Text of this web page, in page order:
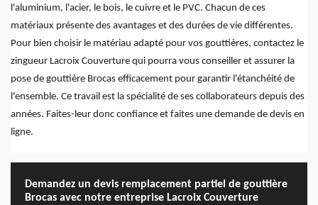
l'aluminium, l'acier, le bois, le cuivre et le PVC. Chacun de ces
matériaux présente des avantages et des durées de vie différentes.
Pour bien choisir le matériau adapté pour vos gouttières, contactez le
zingueur Lacroix Couverture qui pourra vous conseiller et assurer la
pose de gouttière Brocas efficacement pour garantir l'étanchéité de
l'ensemble. Ce travail est la spécialité de ses collaborateurs depuis des
années. Faites-leur donc confiance et faites une demande de devis en
ligne.
Demandez un devis remplacement partiel de gouttière
Brocas avec notre entreprise Lacroix Couverture